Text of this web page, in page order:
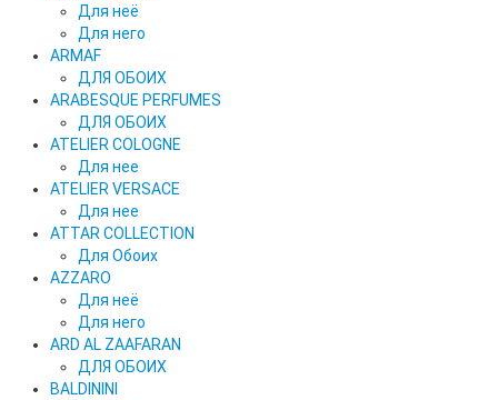
Для неё
Для него
ARMAF
ДЛЯ ОБОИХ
ARABESQUE PERFUMES
ДЛЯ ОБОИХ
ATELIER COLOGNE
Для нее
ATELIER VERSACE
Для нее
ATTAR COLLECTION
Для Обоих
AZZARO
Для неё
Для него
ARD AL ZAAFARAN
ДЛЯ ОБОИХ
BALDININI